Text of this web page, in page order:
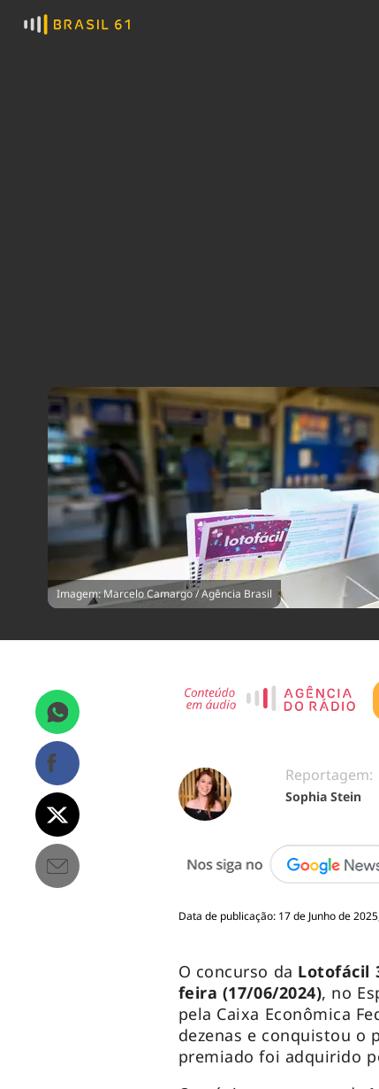
Imagem: Marcelo Camargo / Agência Brasil
Reportagem:
Sophia Stein
Data de publicação: 17 de Junho de
O concurso da Lotofácil
feira (17/06/2024), no
pela Caixa Econômica
dezenas e conquistou o
premiado foi adquirido